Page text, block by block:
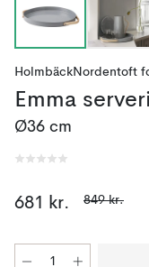
HolmbäckNordentoft
Emma
Ø36 cm
681 kr. 849 kr.